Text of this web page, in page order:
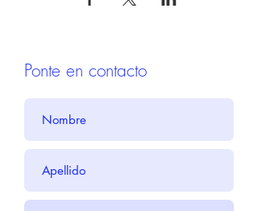
Ponte en contacto